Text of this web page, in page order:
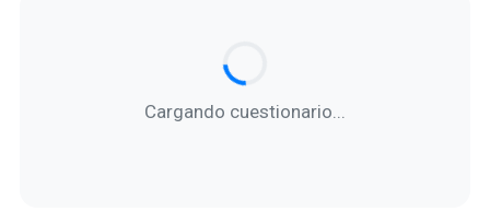
Cargando cuestionario...